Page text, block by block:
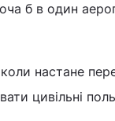
б в один
настане
цивільні